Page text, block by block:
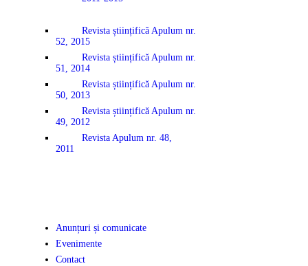
Revista științifică Apulum nr.
52, 2015
Revista științifică Apulum nr.
51, 2014
Revista științifică Apulum nr.
50, 2013
Revista științifică Apulum nr.
49, 2012
Revista Apulum nr. 48,
2011
Anunțuri și comunicate
Evenimente
Contact